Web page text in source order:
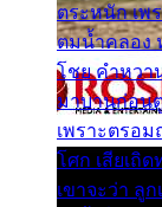
ตระหนัก เพ
ตมน้ำคลอง
โชย คำหวา
มาบานก่อน
เพราะตรอ
โศก เสียเถิ
เขาจะว่า ลู